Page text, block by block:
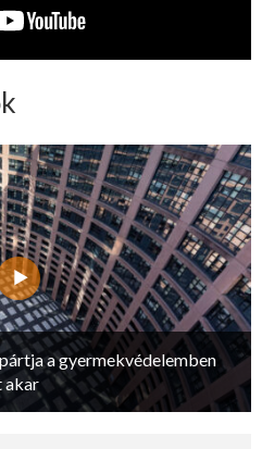
a gyermekvédelemben
akar